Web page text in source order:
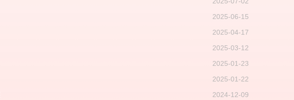
2025-06-15
2025-04-17
2025-03-12
2025-01-23
2025-01-22
2024-12-09